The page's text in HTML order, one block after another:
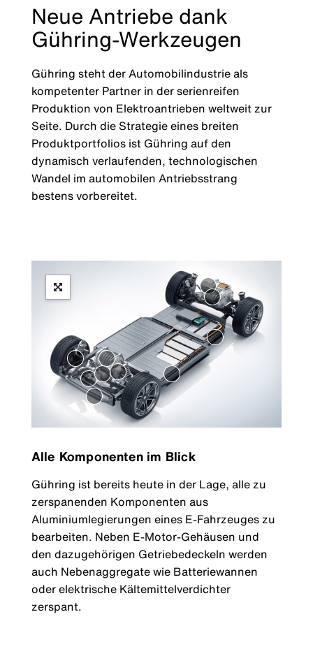
Neue Antriebe dank
Gühring-Werkzeugen
Gühring steht der Automobilindustrie als
kompetenter Partner in der serienreifen
Produktion von Elektroantrieben weltweit zur
Seite. Durch die Strategie eines breiten
Produktportfolios ist Gühring auf den
dynamisch verlaufenden, technologischen
Wandel im automobilen Antriebsstrang
bestens vorbereitet.
Alle Komponenten im Blick
Gühring ist bereits heute in der Lage, alle zu
zerspanenden Komponenten aus
Aluminiumlegierungen eines E-Fahrzeuges zu
bearbeiten. Neben E-Motor-Gehäusen und
den dazugehörigen Getriebedeckeln werden
auch Nebenaggregate wie Batteriewannen
oder elektrische Kältemittelverdichter
zerspant.